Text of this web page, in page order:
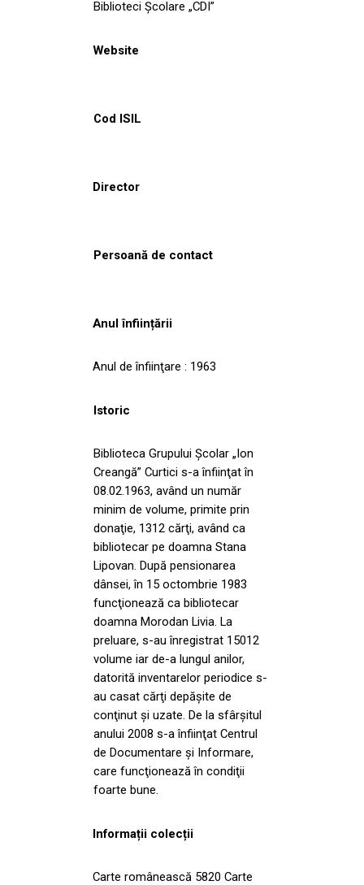
Biblioteci Școlare „CDI”
Website
Cod ISIL
Director
Persoană de contact
Anul înființării
Anul de înfiinţare : 1963
Istoric
Biblioteca Grupului Şcolar „Ion
Creangă” Curtici s-a înfiinţat în
08.02.1963, având un număr
minim de volume, primite prin
donaţie, 1312 cărţi, având ca
bibliotecar pe doamna Stana
Lipovan. După pensionarea
dânsei, în 15 octombrie 1983
funcţionează ca bibliotecar
doamna Morodan Livia. La
preluare, s-au înregistrat 15012
volume iar de-a lungul anilor,
datorită inventarelor periodice s-
au casat cărţi depăşite de
conţinut şi uzate. De la sfârşitul
anului 2008 s-a înfiinţat Centrul
de Documentare şi Informare,
care funcţionează în condiţii
foarte bune.
Informații colecții
Carte românească 5820 Carte